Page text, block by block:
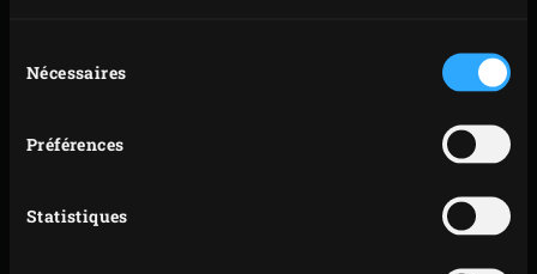
duNécessaires
Préférences
Statistiques
cuire environ 1h30 jusqu’à ce que la température à
cœur de la viande atteigne au moins 70 °C. Vous
thermomètre à lecture instantanée
. La température
poitrine de lard un petit peu plus longtemps.